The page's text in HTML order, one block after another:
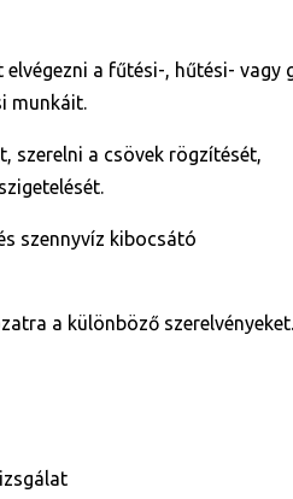
a fűtési-, hűtési- vagy
munkáit.
szerelni a csövek rögzítését,
szennyvíz kibocsátó
a különböző szerelvényeket.